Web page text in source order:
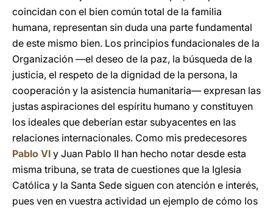
coincidan con el bien común total de la familia
humana, representan sin duda una parte fundamental
de este mismo bien. Los principios fundacionales de la
Organización —el deseo de la paz, la búsqueda de la
justicia, el respeto de la dignidad de la persona, la
cooperación y la asistencia humanitaria— expresan las
justas aspiraciones del espíritu humano y constituyen
los ideales que deberían estar subyacentes en las
relaciones internacionales. Como mis predecesores
Pablo VI y Juan Pablo II han hecho notar desde esta
misma tribuna, se trata de cuestiones que la Iglesia
Católica y la Santa Sede siguen con atención e interés,
pues ven en vuestra actividad un ejemplo de cómo los